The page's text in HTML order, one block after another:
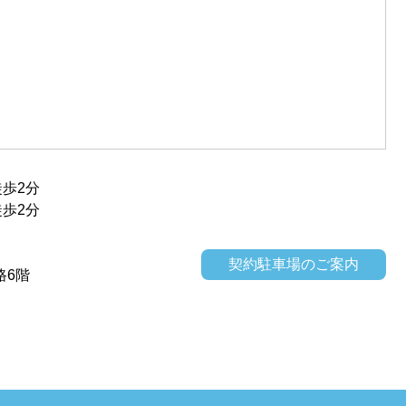
2分
2分
6階
契約駐車場のご案内